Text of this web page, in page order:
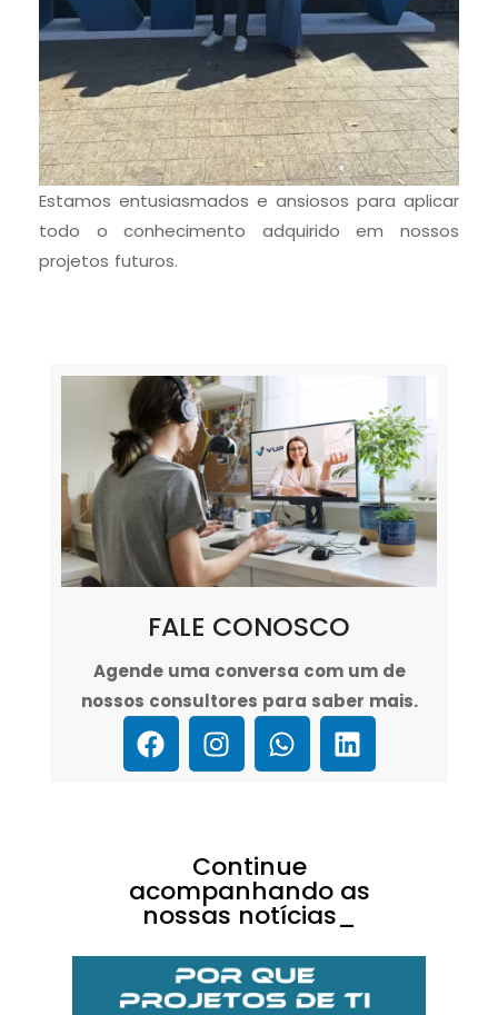
Estamos entusiasmados e ansiosos para aplicar
todo o conhecimento adquirido em nossos
projetos futuros.
FALE CONOSCO
Agende uma conversa com um de
nossos consultores para saber mais.
Continue
acompanhando as
nossas notícias_